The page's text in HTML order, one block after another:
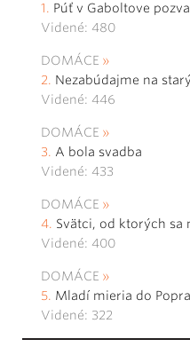
Púť v Gaboltove
Videné: 480
DOMÁCE
Nezabúdajme na
Videné: 446
DOMÁCE
A bola svadba
Videné: 433
DOMÁCE
Svätci, od ktorých sa
Videné: 400
DOMÁCE
Mladí mieria do
Videné: 322